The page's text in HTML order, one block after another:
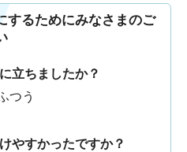
するためにみなさまのご
立ちましたか？
つう
やすかったですか？